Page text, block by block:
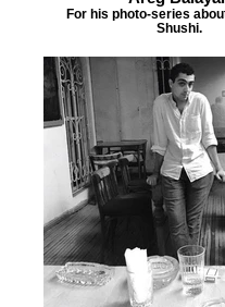
For his photo-series
Shushi.